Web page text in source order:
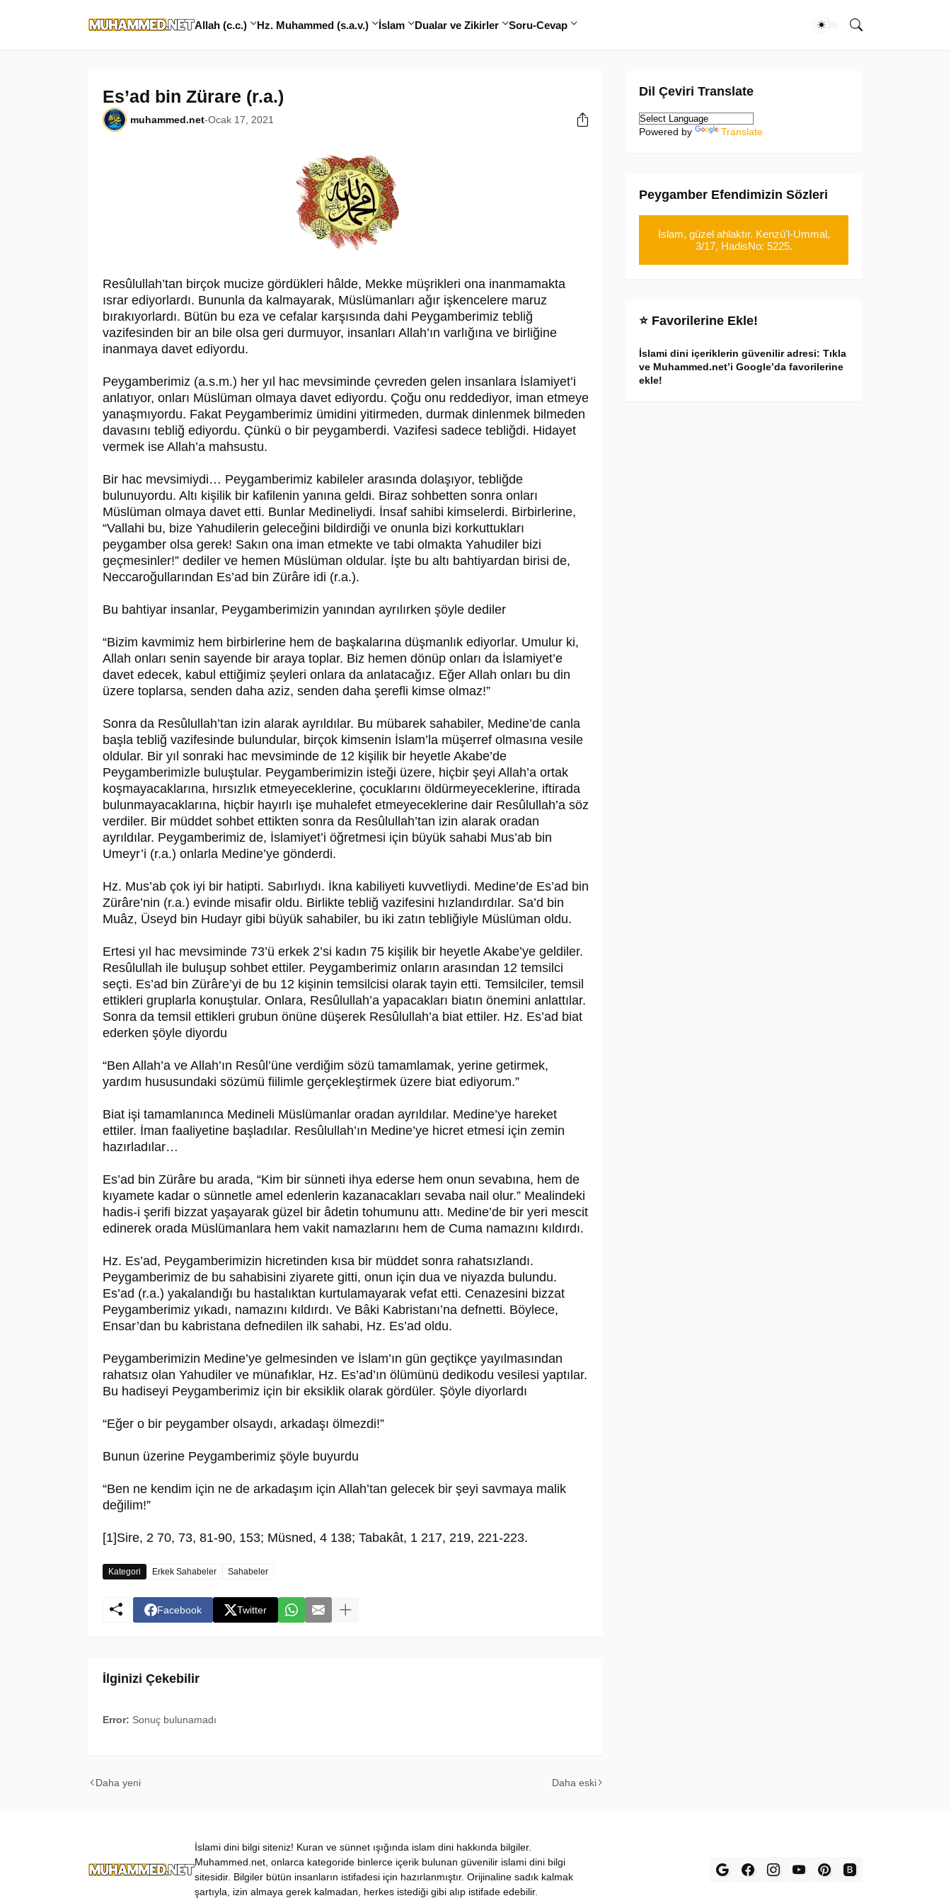
Allah (c.c.) Hz. Muhammed (s.a.v.) İslam Dualar ve Zikirler Soru-Cevap
Es’ad bin Zürare (r.a.)
muhammed.net-Ocak 17, 2021
Re­sû­lul­lah’tan birçok mucize gördükleri hâlde, Mekke müşrikleri ona inan­mamakta
ısrar ediyorlardı. Bununla da kalmayarak, Müslümanları ağır işken­celere maruz
bırakıyorlardı. Bütün bu eza ve cefalar karşısında dahi Pey­gam­berimiz tebliğ
vazifesinden bir an bile olsa geri durmuyor, insanları Al­lah’ın varlığına ve birliğine
inanmaya davet ediyordu.
Peygamberimiz (a.s.m.) her yıl hac mevsiminde çevreden gelen insanlara İslamiyet’i
anlatıyor, onları Müslüman olmaya davet ediyordu. Çoğu onu red­dediyor, iman etmeye
yanaşmıyordu. Fakat Peygamberimiz ümidini yitirme­den, durmak dinlenmek bilmeden
davasını tebliğ ediyordu. Çünkü o bir pey­gamberdi. Vazifesi sadece tebliğdi. Hidayet
vermek ise Allah’a mahsustu.
Bir hac mevsimiydi… Peygamberimiz kabileler arasında dolaşıyor, tebliğde
bulunuyordu. Altı kişilik bir kafilenin yanına geldi. Biraz sohbetten sonra onları
Müslüman olmaya davet etti. Bunlar Medineliydi. İnsaf sahibi kimseler­di. Birbirlerine,
“Vallahi bu, bize Yahudilerin geleceğini bildirdiği ve onunla bizi korkuttukları
peygamber olsa gerek! Sakın ona iman etmekte ve tabi ol­makta Yahudiler bizi
geçmesinler!” dediler ve hemen Müslüman oldular. İşte bu altı bahtiyardan birisi de,
Neccaroğullarından Es’ad bin Zürâre idi (r.a.).
Bu bahtiyar insanlar, Peygamberimizin yanından ayrılırken şöyle dediler
“Bizim kavmimiz hem birbirlerine hem de başkalarına düşmanlık ediyorlar. Umulur ki,
Allah onları senin sayende bir araya toplar. Biz hemen dönüp onları da İslamiyet’e
davet edecek, kabul ettiğimiz şeyleri onlara da anlatacağız. Eğer Allah onları bu din
üzere toplarsa, senden daha aziz, senden daha şerefli kimse olmaz!”
Sonra da Re­sû­lul­lah’tan izin alarak ayrıldılar. Bu mübarek sahabiler, Medi­ne’de canla
başla tebliğ vazifesinde bulundular, birçok kimsenin İslam’la müşerref olmasına vesile
oldular. Bir yıl sonraki hac mevsiminde de 12 kişilik bir heyetle Akabe’de
Peygamberimizle buluştular. Peygamberimizin isteği üzere, hiçbir şeyi Allah’a ortak
koşmayacaklarına, hırsızlık etmeyeceklerine, çocuk­larını öldürmeyeceklerine, iftirada
bulunmayacaklarına, hiçbir hayırlı işe muhalefet etmeyeceklerine dair Re­sû­lul­lah’a söz
verdiler. Bir müddet sohbet et­tikten sonra da Re­sû­lul­lah’tan izin alarak oradan
ayrıldılar. Peygamberimiz de, İslamiyet’i öğretmesi için büyük sahabi Mus’ab bin
Umeyr’i (r.a.) onlarla Medi­ne’ye gönderdi.
Hz. Mus’ab çok iyi bir hatipti. Sabırlıydı. İkna kabiliyeti kuvvetliydi. Medi­ne’de Es’ad bin
Zürâre’nin (r.a.) evinde misafir oldu. Birlikte tebliğ vazifesini hızlandırdılar. Sa’d bin
Muâz, Üseyd bin Hudayr gibi büyük sahabiler, bu iki zatın tebliğiyle Müslüman oldu.
Ertesi yıl hac mevsiminde 73’ü erkek 2’si kadın 75 kişilik bir heyetle Aka­be’ye geldiler.
Re­sû­lul­lah ile buluşup sohbet ettiler. Peygamberimiz onların arasından 12 temsilci
seçti. Es’ad bin Zürâre’yi de bu 12 kişinin temsilcisi olarak tayin etti. Temsilciler, temsil
ettikleri gruplarla konuştular. Onlara, Re­sû­lul­lah’a yapacakları biatın önemini anlattılar.
Sonra da temsil ettikleri grubun önüne düşerek Re­sû­lul­lah’a biat ettiler. Hz. Es’ad biat
ederken şöyle diyordu
“Ben Allah’a ve Allah’ın Resûl’üne verdiğim sözü tamamlamak, yerine getir­mek,
yardım hususundaki sözümü fiilimle gerçekleştirmek üzere biat ediyo­rum.”
Biat işi tamamlanınca Medineli Müslümanlar oradan ayrıldılar. Medine’ye hareket
ettiler. İman faaliyetine başladılar. Re­sû­lul­lah’ın Medine’ye hicret etme­si için zemin
hazırladılar…
Es’ad bin Zürâre bu arada, “Kim bir sünneti ihya ederse hem onun sevabına, hem de
kıyamete kadar o sünnetle amel edenlerin kazanacakları sevaba nail olur.” Mealinde­ki
hadis-i şerifi bizzat yaşayarak güzel bir âdetin tohumunu attı. Medine’de bir yeri mescit
edinerek orada Müslümanlara hem vakit namazları­nı hem de Cuma namazını kıldırdı.
Hz. Es’ad, Peygamberimizin hicretinden kısa bir müddet sonra rahatsızlandı.
Peygamberimiz de bu sahabisini ziyarete gitti, onun için dua ve niyazda bulun­du.
Es’ad (r.a.) yakalandığı bu hastalıktan kurtulamayarak vefat etti. Cenazesini bizzat
Peygamberimiz yıkadı, namazını kıldırdı. Ve Bâki Kabristanı’na defnet­ti. Böylece,
Ensar’dan bu kabristana defnedilen ilk sahabi, Hz. Es’ad oldu.
Peygamberimizin Medine’ye gelmesinden ve İslam’ın gün geçtikçe yayılma­sından
rahatsız olan Yahudiler ve münafıklar, Hz. Es’ad’ın ölümünü dedikodu ve­silesi yaptılar.
Bu hadiseyi Peygamberimiz için bir eksiklik olarak gördüler. Şöyle diyorlardı
“Eğer o bir peygamber olsaydı, arkadaşı ölmezdi!”
Bunun üzerine Peygamberimiz şöyle buyurdu
“Ben ne kendim için ne de arkadaşım için Allah’tan gelecek bir şeyi savmaya malik
değilim!”
[1]Sire, 2 70, 73, 81-90, 153; Müsned, 4 138; Tabakât, 1 217, 219, 221-223.
Kategori Erkek Sahabeler Sahabeler
Facebook Twitter
İlginizi Çekebilir
Error: Sonuç bulunamadı
Daha yeni Daha eski
Dil Çeviri Translate
Powered by Translate
Peygamber Efendimizin Sözleri
İslam, güzel ahlaktır. Kenzü'l-Ummal,
3/17, HadisNo: 5225.
⭐ Favorilerine Ekle!
İslami dini içeriklerin güvenilir adresi: Tıkla
ve Muhammed.net’i Google’da favorilerine
ekle!
İslami dini bilgi siteniz! Kuran ve sünnet ışığında islam dini hakkında bilgiler.
Muhammed.net, onlarca kategoride binlerce içerik bulunan güvenilir islami dini bilgi
sitesidir. Bilgiler bütün insanların istifadesi için hazırlanmıştır. Orijinaline sadık kalmak
şartıyla, izin almaya gerek kalmadan, herkes istediği gibi alıp istifade edebilir.